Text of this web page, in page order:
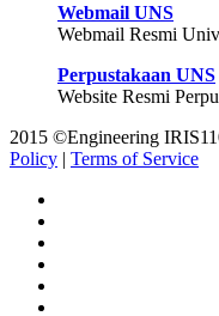
Webmail UNS
Webmail Resmi
Perpustakaan UNS
Website Resmi
2015 ©Engineering
Policy | Terms of Service